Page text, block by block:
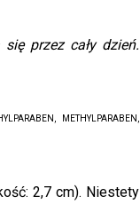
przez cały dzień.
METHYLPARABEN,
2,7 cm). Niestety